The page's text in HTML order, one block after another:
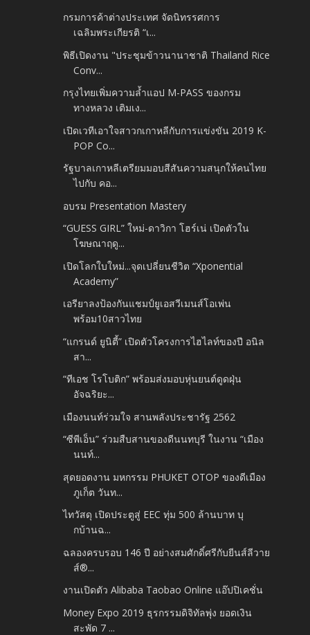
กรมการค้าต่างประเทศ จัดนิทรรศการ
เฉลิมพระเกียรติ “เ...
พิธีเปิดงาน "ประชุมข้าวนานาชาติ Thailand Rice
Conv...
กรุงไทยเพิ่มความล้ำแอป M-PASS ของกรม
ทางหลวง เติมเง...
เปิดเวทีเอาใจสาวกเกาหลีกับการแข่งขัน 2019 K-
POP Co...
รัฐบาลเกาหลีเตรียมมอบสีสันความสนุกให้คนไทย
ไปกับ คอ...
อบรม Presentation Mastery
“GUESS GIRL” ใหม่-ดาวิกา โฮร์เน่ เปิดตัวใน
โฆษณาฤดู...
เปิดโลกใบใหม่...จุดเปลี่ยนชีวิต “Xponential
Academy”
เอรียาลงป้องกันแชมป์ยูเอสวีเมนส์โอเพ่น
พร้อม10สาวไทย
“แกรนด์ ยูนิตี้” เปิดตัวโครงการไฮไลท์ของปี อนิล
สา...
“ทีเอช โรโบติก” พร้อมส่งมอบหุ่นยนต์ดูดฝุ่น
อัจฉริยะ...
เมืองนนท์ร่วมใจ สานพลังประชารัฐ 2562
“ซีพีเอ็น” ร่วมสืบสานของดีนนทบุรี ในงาน “เมือง
นนท์...
สุดยอดงาน มหกรรม PHUKET OTOP ของดีเมือง
ภูเก็ต วันท...
ไทวัสดุ เปิดประตูสู่ EEC ทุ่ม 500 ล้านบาท บุ
กบ้านฉ...
ฉลองครบรอบ 146 ปี อย่างสมศักดิ์ศรีกับยีนส์ลีวาย
ส์®...
งานเปิดตัว Alibaba Taobao Online แอ๊ปปิเคชั่น
Money Expo 2019 ธุรกรรมดิจิทัลพุ่ง ยอดเงิน
สะพัด 7 ...